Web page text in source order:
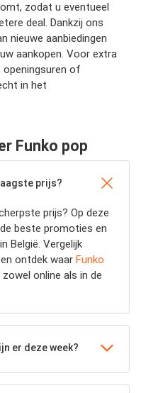
zodat u eventueel
deal. Dankzij ons
nieuwe aanbiedingen
aankopen. Voor extra
of
in het
Funko pop
prijs?
prijs? Op deze
beste promoties en
België. Vergelijk
ontdek waar Funko
online als in de
er deze week?